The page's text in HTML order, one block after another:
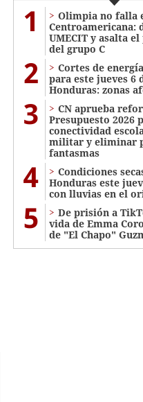
1
Olimpia no falla
Centroamericana:
UMECIT y asalta
del grupo C
2
Cortes de
para este jueves 6
Honduras: zonas
3
CN aprueba
Presupuesto 2026
conectividad
militar y eliminar
fantasmas
4
Condiciones
Honduras este
con lluvias en el
5
De prisión a
vida de Emma
de "El Chapo"